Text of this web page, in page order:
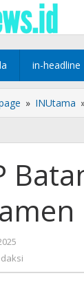
in-headline
» INUtama
redaksi